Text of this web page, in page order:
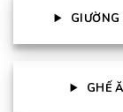
GIƯỜNG
GHẾ